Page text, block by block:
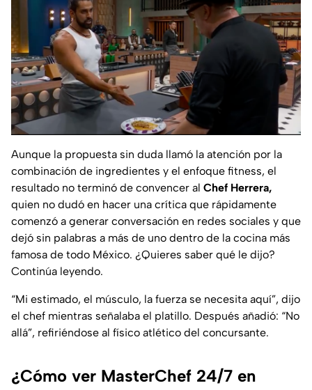
Aunque la propuesta sin duda llamó la atención por la
combinación de ingredientes y el enfoque fitness, el
resultado no terminó de convencer al Chef Herrera,
quien no dudó en hacer una crítica que rápidamente
comenzó a generar conversación en redes sociales y que
dejó sin palabras a más de uno dentro de la cocina más
famosa de todo México. ¿Quieres saber qué le dijo?
Continúa leyendo.
“Mi estimado, el músculo, la fuerza se necesita aquí”, dijo
el chef mientras señalaba el platillo. Después añadió: “No
allá”, refiriéndose al físico atlético del concursante.
¿Cómo ver MasterChef 24/7 en